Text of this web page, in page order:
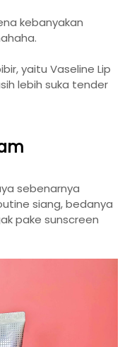
kebanyakan
yaitu Vaseline Lip
lebih suka tender
sebenarnya
siang, bedanya
pake sunscreen